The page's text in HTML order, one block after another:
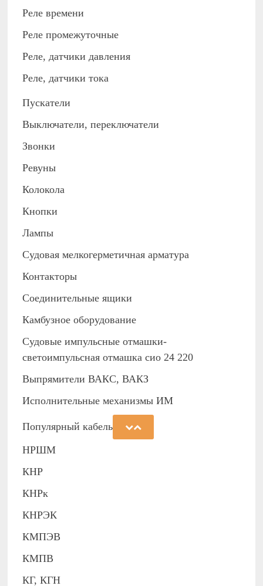
Реле времени
Реле промежуточные
Реле, датчики давления
Реле, датчики тока
Пускатели
Выключатели, переключатели
Звонки
Ревуны
Колокола
Кнопки
Лампы
Судовая мелкогерметичная арматура
Контакторы
Соединительные ящики
Камбузное оборудование
Судовые импульсные отмашки-
светоимпульсная отмашка сио 24 220
Выпрямители ВАКС, ВАКЗ
Исполнительные механизмы ИМ
Популярный кабель
НРШМ
КНР
КНРк
КНРЭК
КМПЭВ
КМПВ
КГ, КГН